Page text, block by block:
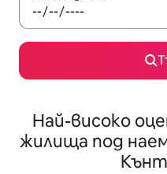
Най-високо
жилища под